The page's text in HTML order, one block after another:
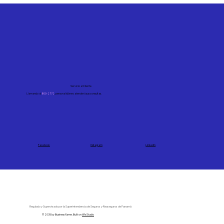
Servicio al Cliente
Llamando al 800-2772 , personal idóneo atenderá sus consultas.
Facebook Instagram LinkedIn
© 2035 by Business Name. Built onWix Studio
Regulado y Supervisado por la Superintendencia de Seguros y Reaseguros de Panamá